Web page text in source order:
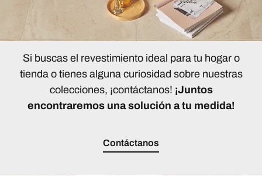
Si buscas el revestimiento ideal para tu hogar o
tienda o tienes alguna curiosidad sobre nuestras
colecciones, ¡contáctanos! ¡Juntos
encontraremos una solución a tu medida!
Contáctanos